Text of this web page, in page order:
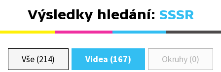
Výsledky hledání: SSSR
Vše (214) Videa (167) Okruhy (0)